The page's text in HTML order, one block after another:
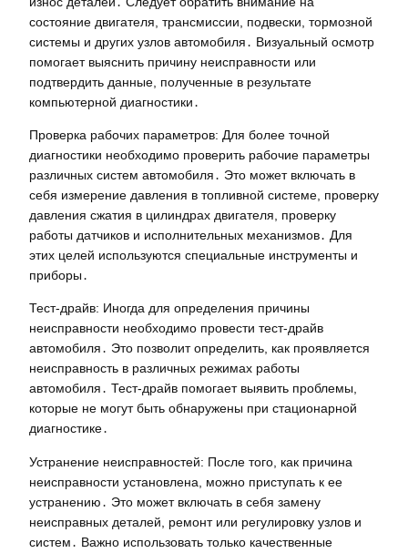
состояние двигателя, трансмиссии, подвески, тормозной
системы и других узлов автомобиля․ Визуальный осмотр
помогает выяснить причину неисправности или
подтвердить данные, полученные в результате
компьютерной диагностики․
Проверка рабочих параметров: Для более точной
диагностики необходимо проверить рабочие параметры
различных систем автомобиля․ Это может включать в
себя измерение давления в топливной системе, проверку
давления сжатия в цилиндрах двигателя, проверку
работы датчиков и исполнительных механизмов․ Для
этих целей используются специальные инструменты и
приборы․
Тест-драйв: Иногда для определения причины
неисправности необходимо провести тест-драйв
автомобиля․ Это позволит определить, как проявляется
неисправность в различных режимах работы
автомобиля․ Тест-драйв помогает выявить проблемы,
которые не могут быть обнаружены при стационарной
диагностике․
Устранение неисправностей: После того, как причина
неисправности установлена, можно приступать к ее
устранению․ Это может включать в себя замену
неисправных деталей, ремонт или регулировку узлов и
систем․ Важно использовать только качественные